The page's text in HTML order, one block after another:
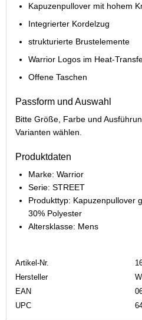
Kapuzenpullover mit hohem
Integrierter Kordelzug
strukturierte Brustelemente
Warrior Logos im Heat-
Offene Taschen
Passform und Auswahl
Bitte Größe, Farbe und
Varianten wählen.
Produktdaten
Marke: Warrior
Serie: STREET
Produkttyp: Kapuzenpullover
30% Polyester
Altersklasse: Mens
Artikel-Nr.
Hersteller
EAN
UPC